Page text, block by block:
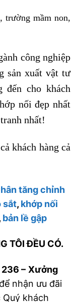
trường mầm non,
công nghiệp
sản xuất vật tư
đến cho khách
nối đẹp nhất
nhất!
khách hàng cả
tăng chỉnh
sắt, khớp nối
bản lề gập
TÔI ĐỀU CÓ.
– Xưởng
để nhận ưu đãi
khách